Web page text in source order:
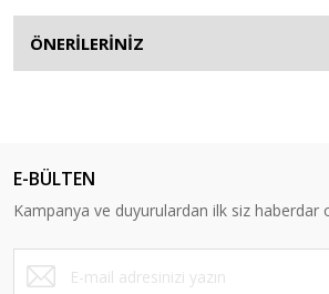
ÖNERİLERİNİZ
E-BÜLTEN
Kampanya ve duyurulardan ilk siz haberdar